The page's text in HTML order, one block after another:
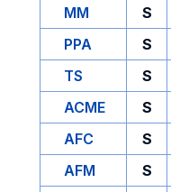
MM S
PPA
S
TS
S
ACME
S
AFC
S
AFM
S